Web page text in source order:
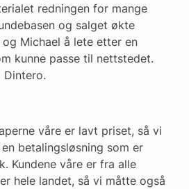
redningen for mange
og salget økte
Michael å lete etter en
kunne passe til nettstedet.
våre er lavt priset, så vi
betalingsløsning som er
Kundene våre er fra alle
hele landet, så vi måtte også